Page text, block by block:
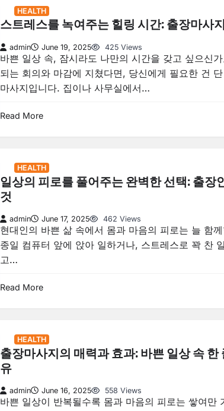
HEALTH
스트레스를 녹여주는 힐링 시간: 출장마사
admin June 19, 2025 425 Views
바쁜 일상 속, 잠시라도 나만의 시간을 갖고 싶으신
되는 회의와 마감에 지쳤다면, 당신에게 필요한 건
마사지입니다. 집이나 사무실에서…
Read More
HEALTH
일상의 피로를 풀어주는 완벽한 선택: 출장
것
admin June 17, 2025 462 Views
현대인의 바쁜 삶 속에서 몸과 마음의 피로는 늘 함
종일 컴퓨터 앞에 앉아 일하거나, 스트레스로 꽉 찬
고…
Read More
HEALTH
출장마사지의 매력과 효과: 바쁜 일상 속 한
유
admin June 16, 2025 558 Views
바쁜 일상이 반복될수록 몸과 마음의 피로는 쌓여만